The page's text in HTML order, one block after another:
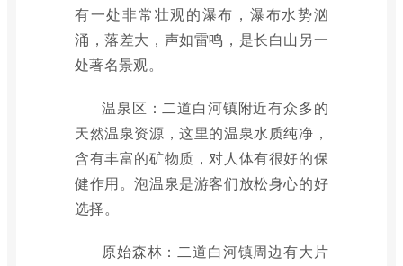
有一处非常壮观的瀑布，瀑布水势汹
涌，落差大，声如雷鸣，是长白山另一
处著名景观。
温泉区：二道白河镇附近有众多的
天然温泉资源，这里的温泉水质纯净，
含有丰富的矿物质，对人体有很好的保
健作用。泡温泉是游客们放松身心的好
选择。
原始森林：二道白河镇周边有大片